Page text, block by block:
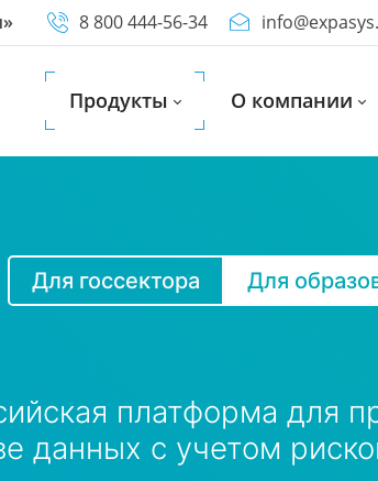
8 800 444-56-34
Продукты О компании
Для госсектора Для
платформа для
данных с учетом